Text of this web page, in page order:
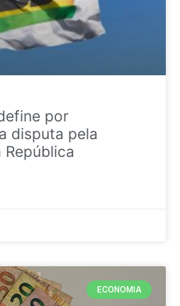
por
disputa pela
República
ECONOMIA